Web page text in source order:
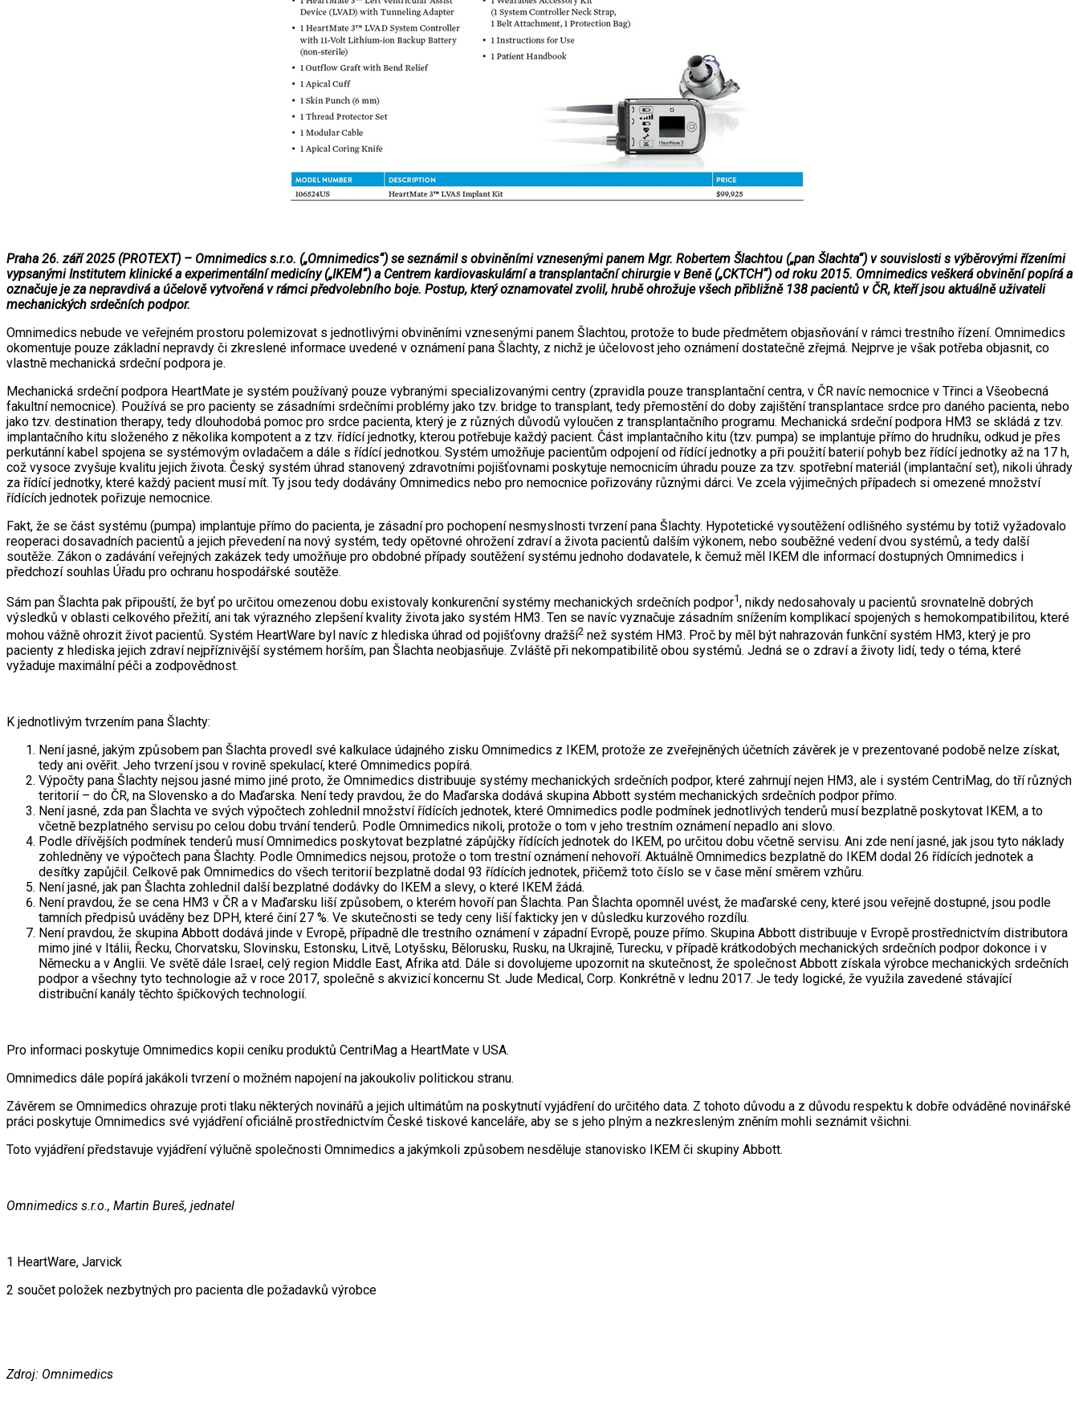
Praha 26. září 2025 (PROTEXT) – Omnimedics s.r.o. („Omnimedics“) se seznámil s obviněními vznesenými panem Mgr. Robertem Šlachtou („pan Šlachta“) v souvislosti s výběrovými řízeními
vypsanými Institutem klinické a experimentální medicíny („IKEM“) a Centrem kardiovaskulární a transplantační chirurgie v Beně („CKTCH“) od roku 2015. Omnimedics veškerá obvinění popírá a
označuje je za nepravdivá a účelově vytvořená v rámci předvolebního boje. Postup, který oznamovatel zvolil, hrubě ohrožuje všech přibližně 138 pacientů v ČR, kteří jsou aktuálně uživateli
mechanických srdečních podpor.
Omnimedics nebude ve veřejném prostoru polemizovat s jednotlivými obviněními vznesenými panem Šlachtou, protože to bude předmětem objasňování v rámci trestního řízení. Omnimedics
okomentuje pouze základní nepravdy či zkreslené informace uvedené v oznámení pana Šlachty, z nichž je účelovost jeho oznámení dostatečně zřejmá. Nejprve je však potřeba objasnit, co
vlastně mechanická srdeční podpora je.
Mechanická srdeční podpora HeartMate je systém používaný pouze vybranými specializovanými centry (zpravidla pouze transplantační centra, v ČR navíc nemocnice v Třinci a Všeobecná
fakultní nemocnice). Používá se pro pacienty se zásadními srdečními problémy jako tzv. bridge to transplant, tedy přemostění do doby zajištění transplantace srdce pro daného pacienta, nebo
jako tzv. destination therapy, tedy dlouhodobá pomoc pro srdce pacienta, který je z různých důvodů vyloučen z transplantačního programu. Mechanická srdeční podpora HM3 se skládá z tzv.
implantačního kitu složeného z několika kompotent a z tzv. řídící jednotky, kterou potřebuje každý pacient. Část implantačního kitu (tzv. pumpa) se implantuje přímo do hrudníku, odkud je přes
perkutánní kabel spojena se systémovým ovladačem a dále s řídící jednotkou. Systém umožňuje pacientům odpojení od řídící jednotky a při použití baterií pohyb bez řídící jednotky až na 17 h,
což vysoce zvyšuje kvalitu jejich života. Český systém úhrad stanovený zdravotními pojišťovnami poskytuje nemocnicím úhradu pouze za tzv. spotřební materiál (implantační set), nikoli úhrady
za řídící jednotky, které každý pacient musí mít. Ty jsou tedy dodávány Omnimedics nebo pro nemocnice pořizovány různými dárci. Ve zcela výjimečných případech si omezené množství
řídících jednotek pořizuje nemocnice.
Fakt, že se část systému (pumpa) implantuje přímo do pacienta, je zásadní pro pochopení nesmyslnosti tvrzení pana Šlachty. Hypotetické vysoutěžení odlišného systému by totiž vyžadovalo
reoperaci dosavadních pacientů a jejich převedení na nový systém, tedy opětovné ohrožení zdraví a života pacientů dalším výkonem, nebo souběžné vedení dvou systémů, a tedy další
soutěže. Zákon o zadávání veřejných zakázek tedy umožňuje pro obdobné případy soutěžení systému jednoho dodavatele, k čemuž měl IKEM dle informací dostupných Omnimedics i
předchozí souhlas Úřadu pro ochranu hospodářské soutěže.
Sám pan Šlachta pak připouští, že byť po určitou omezenou dobu existovaly konkurenční systémy mechanických srdečních podpor1, nikdy nedosahovaly u pacientů srovnatelně dobrých
výsledků v oblasti celkového přežití, ani tak výrazného zlepšení kvality života jako systém HM3. Ten se navíc vyznačuje zásadním snížením komplikací spojených s hemokompatibilitou, které
mohou vážně ohrozit život pacientů. Systém HeartWare byl navíc z hlediska úhrad od pojišťovny dražší2 než systém HM3. Proč by měl být nahrazován funkční systém HM3, který je pro
pacienty z hlediska jejich zdraví nejpříznivější systémem horším, pan Šlachta neobjasňuje. Zvláště při nekompatibilitě obou systémů. Jedná se o zdraví a životy lidí, tedy o téma, které
vyžaduje maximální péči a zodpovědnost.
K jednotlivým tvrzením pana Šlachty:
Není jasné, jakým způsobem pan Šlachta provedl své kalkulace údajného zisku Omnimedics z IKEM, protože ze zveřejněných účetních závěrek je v prezentované podobě nelze získat,
tedy ani ověřit. Jeho tvrzení jsou v rovině spekulací, které Omnimedics popírá.
Výpočty pana Šlachty nejsou jasné mimo jiné proto, že Omnimedics distribuuje systémy mechanických srdečních podpor, které zahrnují nejen HM3, ale i systém CentriMag, do tří různých
teritorií – do ČR, na Slovensko a do Maďarska. Není tedy pravdou, že do Maďarska dodává skupina Abbott systém mechanických srdečních podpor přímo.
Není jasné, zda pan Šlachta ve svých výpočtech zohlednil množství řídících jednotek, které Omnimedics podle podmínek jednotlivých tenderů musí bezplatně poskytovat IKEM, a to
včetně bezplatného servisu po celou dobu trvání tenderů. Podle Omnimedics nikoli, protože o tom v jeho trestním oznámení nepadlo ani slovo.
Podle dřívějších podmínek tenderů musí Omnimedics poskytovat bezplatné zápůjčky řídících jednotek do IKEM, po určitou dobu včetně servisu. Ani zde není jasné, jak jsou tyto náklady
zohledněny ve výpočtech pana Šlachty. Podle Omnimedics nejsou, protože o tom trestní oznámení nehovoří. Aktuálně Omnimedics bezplatně do IKEM dodal 26 řídících jednotek a
desítky zapůjčil. Celkově pak Omnimedics do všech teritorií bezplatně dodal 93 řídících jednotek, přičemž toto číslo se v čase mění směrem vzhůru.
Není jasné, jak pan Šlachta zohlednil další bezplatné dodávky do IKEM a slevy, o které IKEM žádá.
Není pravdou, že se cena HM3 v ČR a v Maďarsku liší způsobem, o kterém hovoří pan Šlachta. Pan Šlachta opomněl uvést, že maďarské ceny, které jsou veřejně dostupné, jsou podle
tamních předpisů uváděny bez DPH, které činí 27 %. Ve skutečnosti se tedy ceny liší fakticky jen v důsledku kurzového rozdílu.
Není pravdou, že skupina Abbott dodává jinde v Evropě, případně dle trestního oznámení v západní Evropě, pouze přímo. Skupina Abbott distribuuje v Evropě prostřednictvím distributora
mimo jiné v Itálii, Řecku, Chorvatsku, Slovinsku, Estonsku, Litvě, Lotyšsku, Bělorusku, Rusku, na Ukrajině, Turecku, v případě krátkodobých mechanických srdečních podpor dokonce i v
Německu a v Anglii. Ve světě dále Israel, celý region Middle East, Afrika atd. Dále si dovolujeme upozornit na skutečnost, že společnost Abbott získala výrobce mechanických srdečních
podpor a všechny tyto technologie až v roce 2017, společně s akvizicí koncernu St. Jude Medical, Corp. Konkrétně v lednu 2017. Je tedy logické, že využila zavedené stávající
distribuční kanály těchto špičkových technologií.
Pro informaci poskytuje Omnimedics kopii ceníku produktů CentriMag a HeartMate v USA.
Omnimedics dále popírá jakákoli tvrzení o možném napojení na jakoukoliv politickou stranu.
Závěrem se Omnimedics ohrazuje proti tlaku některých novinářů a jejich ultimátům na poskytnutí vyjádření do určitého data. Z tohoto důvodu a z důvodu respektu k dobře odváděné novinářské
práci poskytuje Omnimedics své vyjádření oficiálně prostřednictvím České tiskové kanceláře, aby se s jeho plným a nezkresleným zněním mohli seznámit všichni.
Toto vyjádření představuje vyjádření výlučně společnosti Omnimedics a jakýmkoli způsobem nesděluje stanovisko IKEM či skupiny Abbott.
Omnimedics s.r.o., Martin Bureš, jednatel
1 HeartWare, Jarvick
2 součet položek nezbytných pro pacienta dle požadavků výrobce
Zdroj: Omnimedics